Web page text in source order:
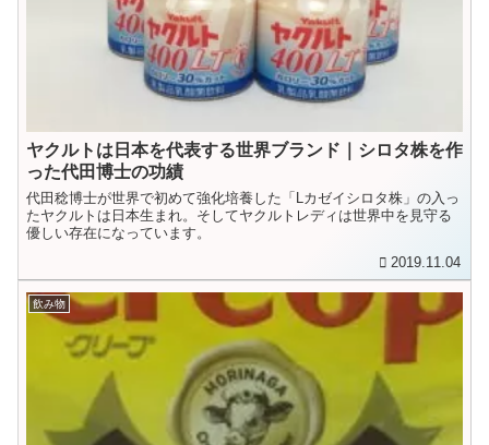
ヤクルトは日本を代表する世界ブランド｜シロタ株を作
った代田博士の功績
代田稔博士が世界で初めて強化培養した「Lカゼイシロタ株」の入っ
たヤクルトは日本生まれ。そしてヤクルトレディは世界中を見守る
優しい存在になっています。
2019.11.04
飲み物